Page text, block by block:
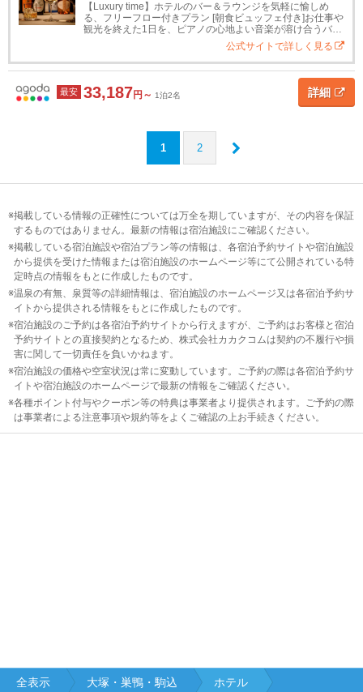
閉じる
【Luxury time】ホテルのバー＆ラウンジを気軽に愉しめ
る、フリーフロー付きプラン [朝食ビュッフェ付き]お仕事や
観光を終えた1日を、ピアノの心地よい音楽が溶け合うバー
＆ラウンジ"マグダレーナ"で、過ごされてみてはいかがでし
公式サイトで詳しく見る
最安 33,187円～ 1泊2名 詳細
1 2
掲載している情報の正確性については万全を期していますが、その内容を保証
するものではありません。最新の情報は宿泊施設にご確認ください。
掲載している宿泊施設や宿泊プラン等の情報は、各宿泊予約サイトや宿泊施設
から提供を受けた情報または宿泊施設のホームページ等にて公開されている特
定時点の情報をもとに作成したものです。
温泉の有無、泉質等の詳細情報は、宿泊施設のホームページ又は各宿泊予約サ
イトから提供される情報をもとに作成したものです。
宿泊施設のご予約は各宿泊予約サイトから行えますが、ご予約はお客様と宿泊
予約サイトとの直接契約となるため、株式会社カカクコムは契約の不履行や損
害に関して一切責任を負いかねます。
宿泊施設の価格や空室状況は常に変動しています。ご予約の際は各宿泊予約サ
イトや宿泊施設のホームページで最新の情報をご確認ください。
各種ポイント付与やクーポン等の特典は事業者より提供されます。ご予約の際
は事業者による注意事項や規約等をよくご確認の上お手続きください。
全表示 大塚・巣鴨・駒込 ホテル